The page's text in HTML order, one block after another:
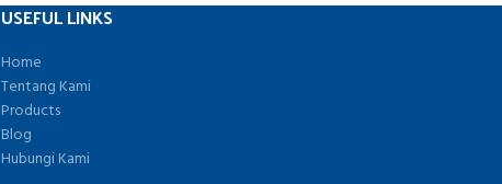
USEFUL LINKS
Home
Tentang Kami
Products
Blog
Hubungi Kami